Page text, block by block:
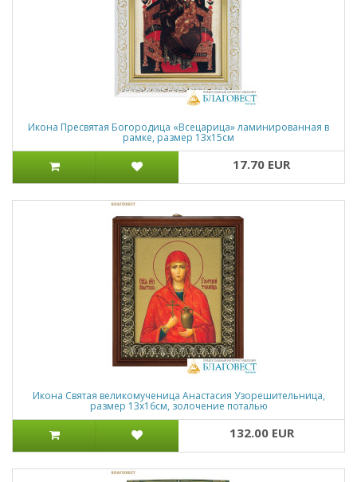
Икона Пресвятая Богородица «Всецарица» ламинированная в
рамке, размер 13х15см
17.70 EUR
Икона Святая великомученица Анастасия Узорешительница,
размер 13х16см, золочение поталью
132.00 EUR